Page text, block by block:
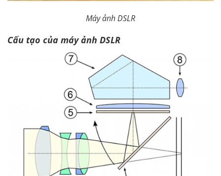
Máy ảnh DSLR
Cấu tạo của máy ảnh DSLR